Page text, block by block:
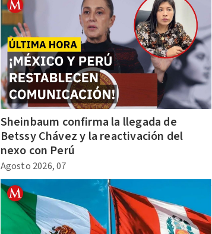
Sheinbaum confirma la llegada de
Betssy Chávez y la reactivación del
nexo con Perú
Agosto 2026, 07